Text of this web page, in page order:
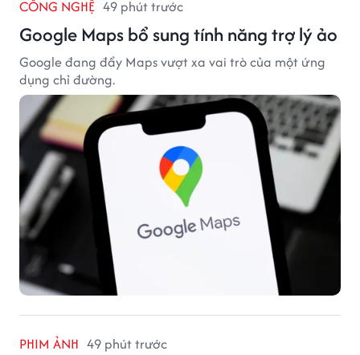
CÔNG NGHỆ 49 phút trước
Google Maps bổ sung tính năng trợ lý ảo
Google đang đẩy Maps vượt xa vai trò của một ứng
dụng chỉ đường.
PHIM ẢNH 49 phút trước